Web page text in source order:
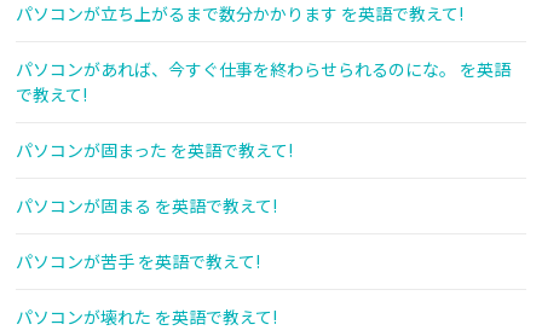
パソコンが立ち上がるまで数分かかります を英語で教えて!
パソコンがあれば、今すぐ仕事を終わらせられるのにな。 を英語
で教えて!
パソコンが固まった を英語で教えて!
パソコンが固まる を英語で教えて!
パソコンが苦手 を英語で教えて!
パソコンが壊れた を英語で教えて!